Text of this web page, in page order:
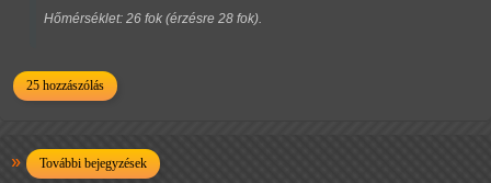
Hőmérséklet: 26 fok (érzésre 28 fok).
25 hozzászólás
További bejegyzések